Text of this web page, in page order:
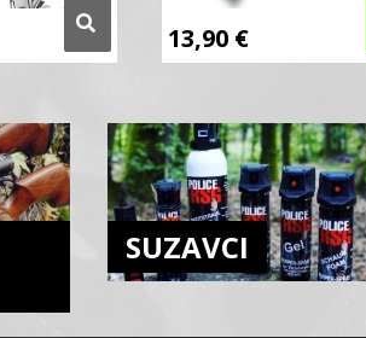
13,90 €
SUZAVCI